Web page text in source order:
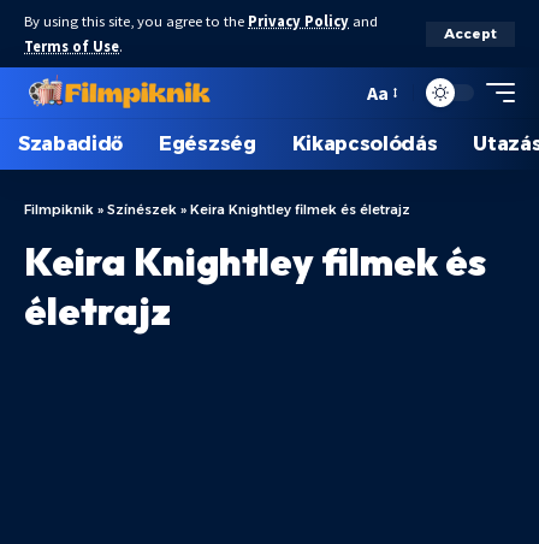
By using this site, you agree to the Privacy Policy and
Terms of Use.
Accept
Aa
Szabadidő Egészség Kikapcsolódás
Filmpiknik » Színészek » Keira Knightley filmek és életrajz
Keira Knightley filmek és
életrajz